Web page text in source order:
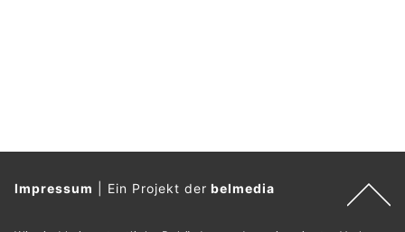
Impressum Ein Projekt derbelmedia